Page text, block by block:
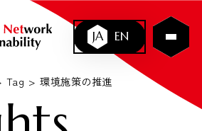
JA EN
Tag 環境施策の推進